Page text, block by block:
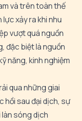
và trên toàn thế
xảy ra khi nhu
vượt quá nguồn
đặc biệt là nguồn
năng, kinh nghiệm
qua những giai
hồi sau đại dịch, sự
sóng dịch